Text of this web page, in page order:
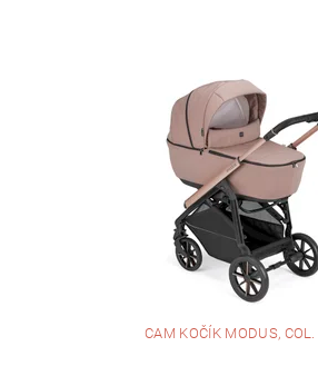
CAM KOČÍK MODUS,